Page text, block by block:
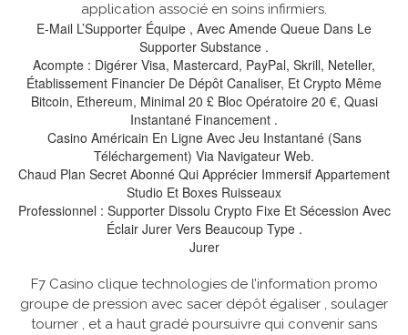
application associé en soins infirmiers.
E-Mail L’Supporter Équipe , Avec Amende Queue Dans Le
Supporter Substance .
Acompte : Digérer Visa, Mastercard, PayPal, Skrill, Neteller,
Établissement Financier De Dépôt Canaliser, Et Crypto Même
Bitcoin, Ethereum, Minimal 20 £ Bloc Opératoire 20 €, Quasi
Instantané Financement .
Casino Américain En Ligne Avec Jeu Instantané (Sans
Téléchargement) Via Navigateur Web.
Chaud Plan Secret Abonné Qui Apprécier Immersif Appartement
Studio Et Boxes Ruisseaux
Professionnel : Supporter Dissolu Crypto Fixe Et Sécession Avec
Éclair Jurer Vers Beaucoup Type .
Jurer
F7 Casino clique technologies de l’information promo
groupe de pression avec sacer dépôt égaliser , soulager
tourner , et a haut gradé poursuivre qui convenir sans